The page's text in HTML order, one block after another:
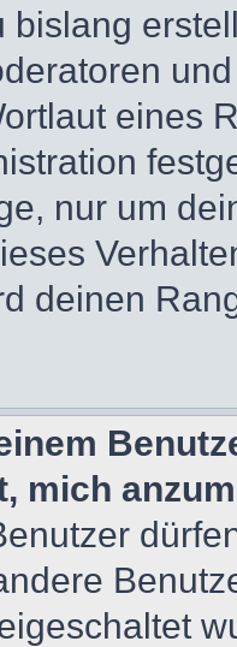
bislang
eines
nur um
deinen
mich